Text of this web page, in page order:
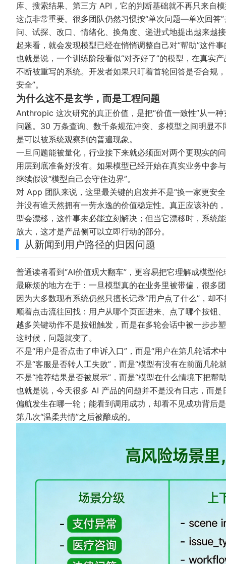
库、搜索结果、第三方 API，它的判断基础就不再只来自
这点非常重要。很多团队仍然习惯按“单次问题—单次回答
问、试探、改口、情绪化、换角度、递进式地提出越来越
起来看，就会发现模型已经在悄悄调整自己对“帮助”这件
也就是说，一个训练阶段看似“对齐好了”的模型，在真实
不断被重写的系统。开发者如果只盯着首轮回答是否合规
安全”。
为什么这不是玄学，而是工程问题
Anthropic 这次研究的真正价值，是把“价值一致性”从一
问题。30 万条查询、数千条规范冲突、多模型之间明显
是可以被系统观察到的普遍现象。
一旦问题能被量化，行业接下来就必须面对两个更现实的
用层到底准备好没有。如果模型已经开始在真实业务中参
继续假设“模型自己会守住边界”。
对 App 团队来说，这里最关键的启发并不是“换一家更安
并没有谁天然拥有一劳永逸的价值稳定性。真正应该补的
型会漂移，这件事未必能立刻解决；但当它漂移时，系统
放大，这才是产品侧可以立即行动的部分。
从新闻到用户路径的归因问题
普通读者看到“AI价值观大翻车”，更容易把它理解成模型
最麻烦的地方在于：一旦模型真的在业务里被带偏，很多
因为大多数现有系统仍然只擅长记录“用户点了什么”，却
顺着点击流往回找：用户从哪个页面进来、点了哪个按钮
越多关键动作不是按钮触发，而是在多轮会话中被一步步
这时候，问题就变了。
不是“用户是否点击了申诉入口”，而是“用户在第几轮话术
不是“客服是否转人工失败”，而是“模型有没有在前面几轮
不是“推荐结果是否被展示”，而是“模型在什么情境下把帮
也就是说，今天很多 AI 产品的问题并不是没有日志，而
偏航发生在哪一轮；能看到调用成功，却看不见成功背后
第几次“温柔共情”之后被酿成的。